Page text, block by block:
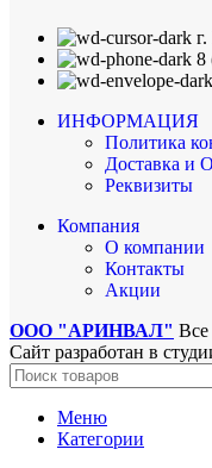
8
ИНФОРМАЦИЯ
Политика
Доставка и
Реквизиты
Компания
О компании
Контакты
Акции
ООО "АРИНВАЛ"
Сайт разработан в
Меню
Категории